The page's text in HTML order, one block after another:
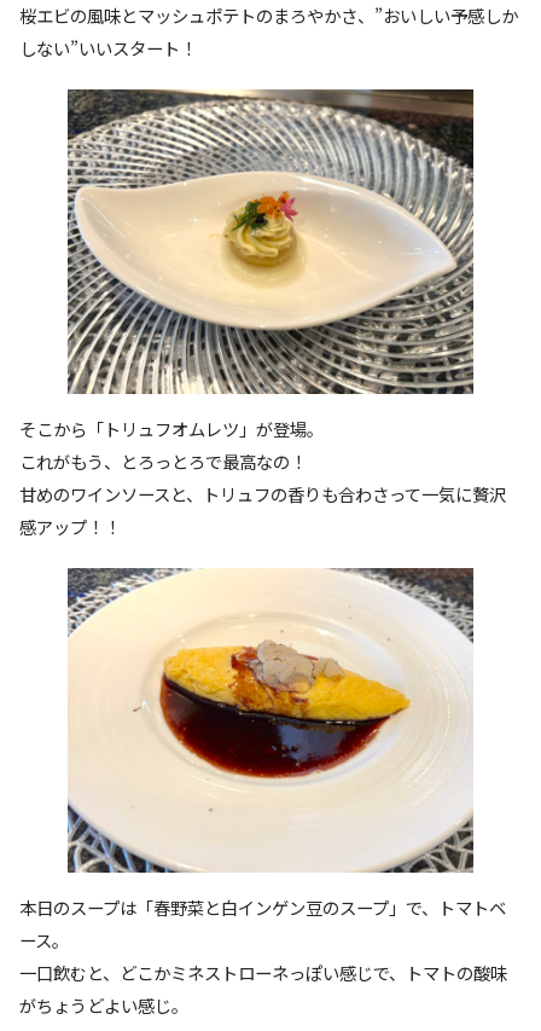
桜エビの風味とマッシュポテトのまろやかさ、”おいしい予感しか
しない”いいスタート！
そこから「トリュフオムレツ」が登場。
これがもう、とろっとろで最高なの！
甘めのワインソースと、トリュフの香りも合わさって一気に贅沢
感アップ！！
本日のスープは「春野菜と白インゲン豆のスープ」で、トマトベ
ース。
一口飲むと、どこかミネストローネっぽい感じで、トマトの酸味
がちょうどよい感じ。